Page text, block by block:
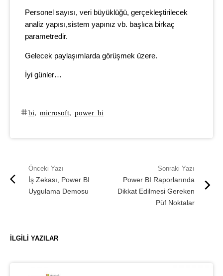
Personel sayısı, veri büyüklüğü, gerçekleştirilecek
analiz yapısı,sistem yapınız vb. başlıca birkaç
parametredir.
Gelecek paylaşımlarda görüşmek üzere.
İyi günler…
bi microsoft power bi
İş Zekası, Power BI
Uygulama Demosu
Power BI Raporlarında
Dikkat Edilmesi Gereken
Püf Noktalar
İLGILI YAZILAR